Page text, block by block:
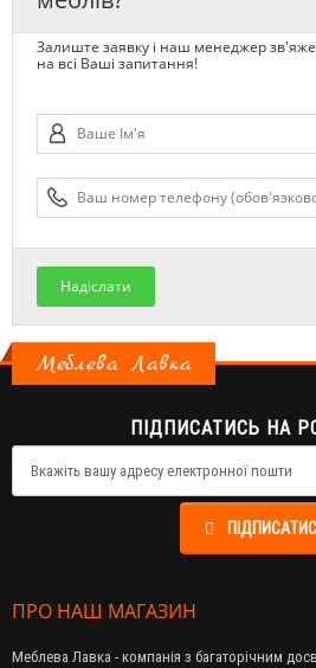
Залиште заявку і наш менеджер
на всі Ваші запитання!
Надіслати
Меблева Лавка
ПІДПИСАТИСЬ НА
ПРО НАШ МАГАЗИН
Меблева Лавка - компанія з багаторічним